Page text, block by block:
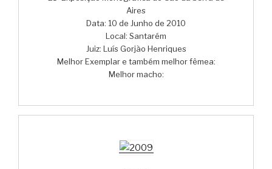
Aires
Data: 10 de Junho de 2010
Local: Santarém
Juiz: Luís Gorjão Henriques
Melhor Exemplar e também melhor fêmea:
Melhor macho: